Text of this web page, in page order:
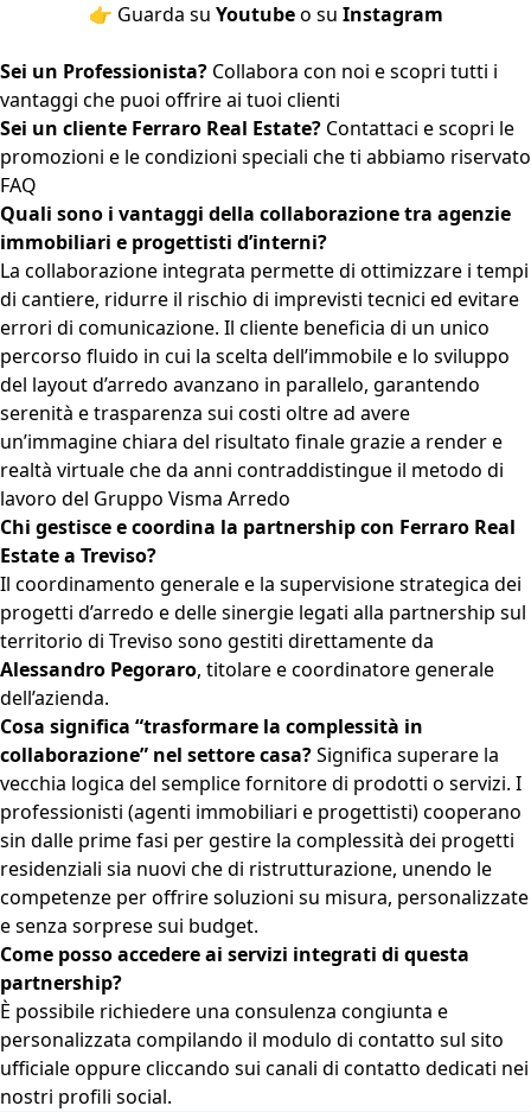
👉 Guarda su Youtube o su Instagram
Sei un Professionista? Collabora con noi e scopri tutti i
vantaggi che puoi offrire ai tuoi clienti
Sei un cliente Ferraro Real Estate? Contattaci e scopri le
promozioni e le condizioni speciali che ti abbiamo riservato
FAQ
Quali sono i vantaggi della collaborazione tra agenzie
immobiliari e progettisti d’interni?
La collaborazione integrata permette di ottimizzare i tempi
di cantiere, ridurre il rischio di imprevisti tecnici ed evitare
errori di comunicazione. Il cliente beneficia di un unico
percorso fluido in cui la scelta dell’immobile e lo sviluppo
del layout d’arredo avanzano in parallelo, garantendo
serenità e trasparenza sui costi oltre ad avere
un’immagine chiara del risultato finale grazie a render e
realtà virtuale che da anni contraddistingue il metodo di
lavoro del Gruppo Visma Arredo
Chi gestisce e coordina la partnership con Ferraro Real
Estate a Treviso?
Il coordinamento generale e la supervisione strategica dei
progetti d’arredo e delle sinergie legati alla partnership sul
territorio di Treviso sono gestiti direttamente da
Alessandro Pegoraro, titolare e coordinatore generale
dell’azienda.
Cosa significa “trasformare la complessità in
collaborazione” nel settore casa?Significa superare la
vecchia logica del semplice fornitore di prodotti o servizi. I
professionisti (agenti immobiliari e progettisti) cooperano
sin dalle prime fasi per gestire la complessità dei progetti
residenziali sia nuovi che di ristrutturazione, unendo le
competenze per offrire soluzioni su misura, personalizzate
e senza sorprese sui budget.
Come posso accedere ai servizi integrati di questa
partnership?
È possibile richiedere una consulenza congiunta e
personalizzata compilando il modulo di contatto sul sito
ufficiale oppure cliccando sui canali di contatto dedicati nei
nostri profili social.